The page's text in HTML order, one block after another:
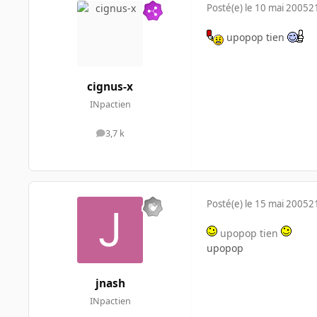
cignus-x
INpactien
3,7 k
messages
Posté(e) le 10 mai 2005
upopop tien
jnash
INpactien
Posté(e) le 15 mai 2005
upopop tien
upopop